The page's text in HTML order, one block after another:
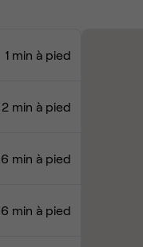
1 min à pied
2 min à pied
6 min à pied
6 min à pied